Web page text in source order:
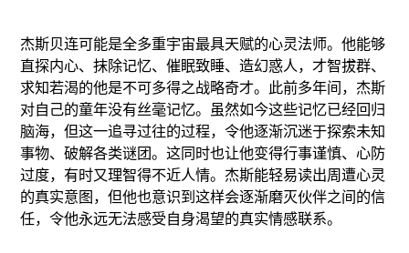
杰斯贝连可能是全多重宇宙最具天赋的心灵法师。他能够
直探内心、抹除记忆、催眠致睡、造幻惑人，才智拔群、
求知若渴的他是不可多得之战略奇才。此前多年间，杰斯
对自己的童年没有丝毫记忆。虽然如今这些记忆已经回归
脑海，但这一追寻过往的过程，令他逐渐沉迷于探索未知
事物、破解各类谜团。这同时也让他变得行事谨慎、心防
过度，有时又理智得不近人情。杰斯能轻易读出周遭心灵
的真实意图，但他也意识到这样会逐渐磨灭伙伴之间的信
任，令他永远无法感受自身渴望的真实情感联系。